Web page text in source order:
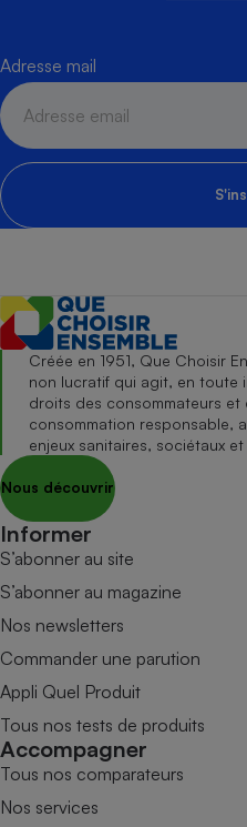
Adresse mail
Créée en 1951, Que Choisir
non lucratif qui agit, en toute
droits des consommateurs
consommation responsable,
enjeux sanitaires, sociétaux
Nous découvrir
Informer
S’abonner au site
S’abonner au magazine
Nos newsletters
Commander une parution
Appli Quel Produit
Tous nos tests de produits
Accompagner
Tous nos comparateurs
Nos services